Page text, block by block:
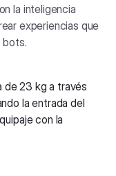
la inteligencia
experiencias que
bots.